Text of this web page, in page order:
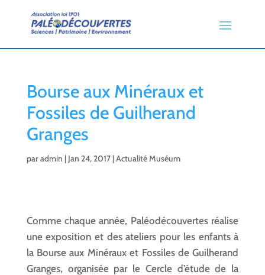
Bourse aux Minéraux et
Fossiles de Guilherand
Granges
paradmin | Jan 24, 2017|Actualité Muséum
Comme chaque année, Paléodécouvertes réalise
une exposition et des ateliers pour les enfants à
la Bourse aux Minéraux et Fossiles de Guilherand
Granges, organisée par le Cercle d’étude de la